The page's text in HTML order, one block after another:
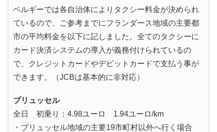
ベルギーでは各自治体によりタクシー料金が決められ
ているので、ご参考までにフランダース地域の主要都
市の平均料金を以下に記しました。全てのタクシーに
カード決済システムの導入が義務付けられているの
で、クレジットカードやデビットカードで支払う事が
できます。（JCBは基本的に非対応）
ブリュッセル
全日 初乗り：4.98ユーロ 1.94ユーロ/km
・ブリュッセル地域の主要19市町村以外へ行く場合